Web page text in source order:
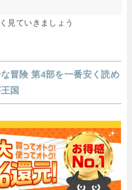
見ていきましょう
冒険 第4部を一番安く読め
国